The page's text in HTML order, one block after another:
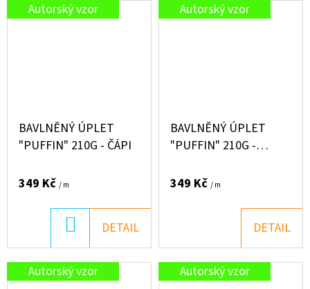
Autorský vzor
BAVLNĚNÝ ÚPLET
"PUFFIN" 210G - ČÁPI
349 Kč / m
KOŠÍKU
DETAIL
Autorský vzor
BAVLNĚNÝ ÚPLET
"PUFFIN" 210G -
349 Kč / m
DETAIL
Autorský vzor Autorský vzor